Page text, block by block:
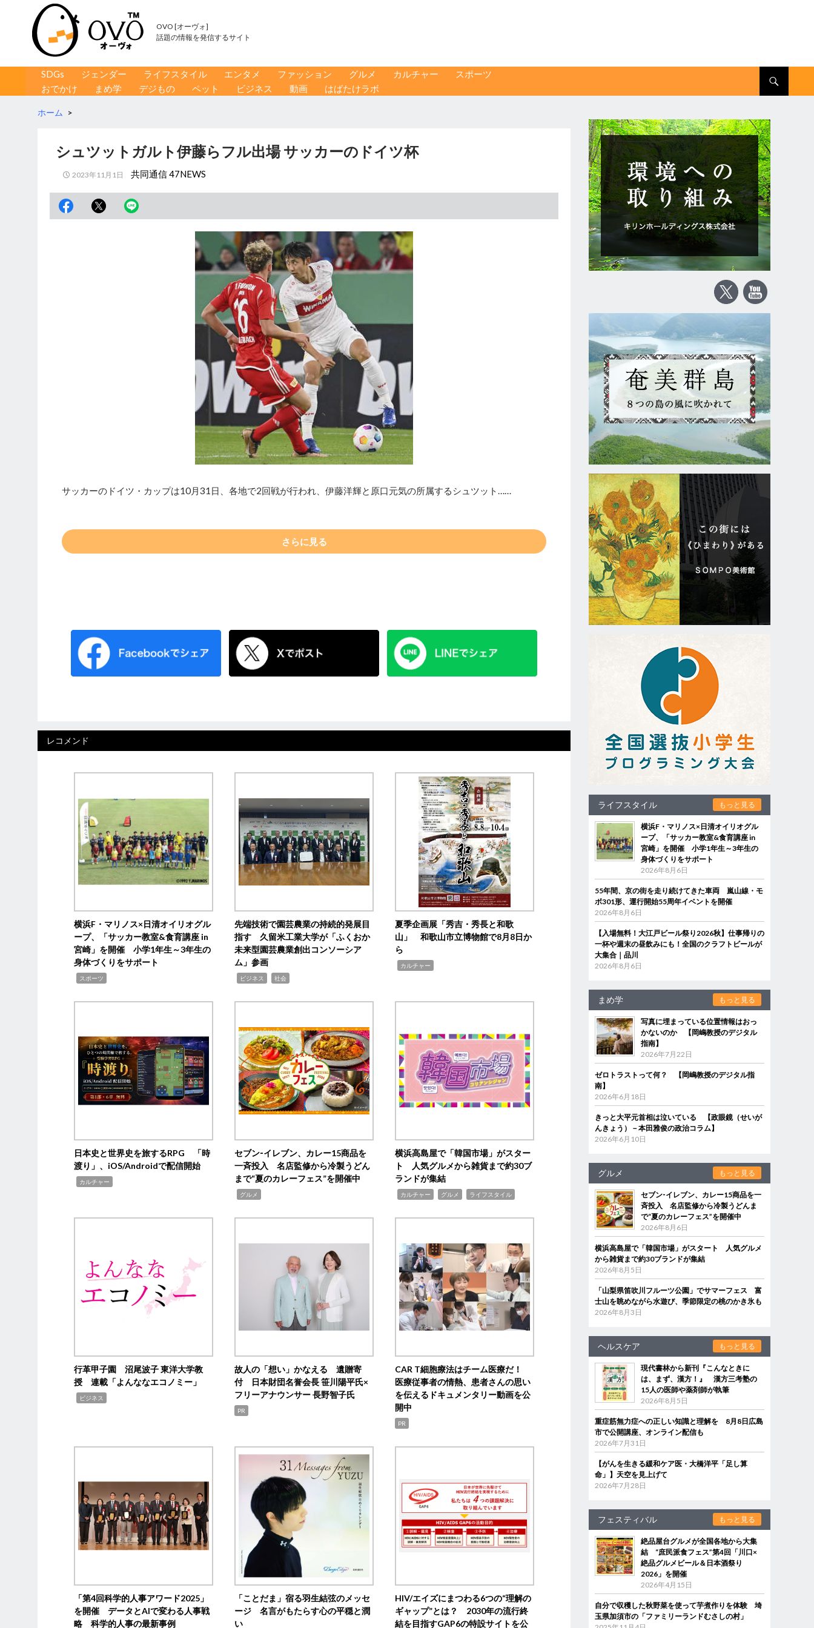
OVO [オーヴォ]
話題の情報を発信するサイト
コンテンツへ移動
SDGs ジェンダー ライフスタイル エンタメ ファッション グルメ カルチャー
スポーツ
おでかけ
まめ学 デジもの ペット ビジネス 動画 はばたけラボ
ホーム >
シュツットガルト伊藤らフル出場 サッカーのドイツ杯
2023年11月1日 共同通信 47NEWS
サッカーのドイツ・カップは10月31日、各地で2回戦が行われ、伊藤洋輝と原口元気の所属するシュツット……
さらに見る
レコメンド
横浜F・マリノス×日清オイリオグル
ープ、「サッカー教室&食育講座 in
宮崎」を開催 小学1年生～3年生の
身体づくりをサポート
スポーツ
先端技術で園芸農業の持続的発展目
指す 久留米工業大学が「ふくおか
未来型園芸農業創出コンソーシア
ム」参画
ビジネス 社会
夏季企画展「秀吉・秀長と和歌
山」 和歌山市立博物館で8月8日か
ら
カルチャー
日本史と世界史を旅するRPG 「時
渡り」、iOS/Androidで配信開始
カルチャー
セブン‐イレブン、カレー15商品を
一斉投入 名店監修から冷製うどん
まで“夏のカレーフェス”を開催中
グルメ
横浜高島屋で「韓国市場」がスター
ト 人気グルメから雑貨まで約30ブ
ランドが集結
カルチャー グルメ ライフスタイル
行革甲子園 沼尾波子 東洋大学教
授 連載「よんななエコノミー」
ビジネス
故人の「想い」かなえる 遺贈寄
付 日本財団名誉会長 笹川陽平氏×
フリーアナウンサー 長野智子氏
PR
CAR T細胞療法はチーム医療だ！
医療従事者の情熱、患者さんの思い
を伝えるドキュメンタリー動画を公
開中
PR
「第4回科学的人事アワード2025」
を開催 データとAIで変わる人事戦
略 科学的人事の最新事例
「ことだま」宿る羽生結弦のメッセ
ージ 名言がもたらす心の平穏と潤
い
HIV/エイズにまつわる6つの“理解の
ギャップ”とは？ 2030年の流行終
結を目指すGAP6の特設サイトを公
ライフスタイル もっと見る
横浜F・マリノス×日清オイリオグル
ープ、「サッカー教室&食育講座 in
宮崎」を開催 小学1年生～3年生の
身体づくりをサポート
2026年8月6日
55年間、京の街を走り続けてきた車両 嵐山線・モ
ボ301形、運行開始55周年イベントを開催
2026年8月6日
【入場無料！大江戸ビール祭り2026秋】仕事帰りの
一杯や週末の昼飲みにも！全国のクラフトビールが
大集合｜品川
2026年8月6日
まめ学 もっと見る
写真に埋まっている位置情報はおっ
かないのか 【岡嶋教授のデジタル
指南】
2026年7月22日
ゼロトラストって何？ 【岡嶋教授のデジタル指
南】
2026年6月18日
きっと大平元首相は泣いている 【政眼鏡（せいが
んきょう）－本田雅俊の政治コラム】
2026年6月10日
グルメ もっと見る
セブン‐イレブン、カレー15商品を一
斉投入 名店監修から冷製うどんま
で“夏のカレーフェス”を開催中
2026年8月6日
横浜高島屋で「韓国市場」がスタート 人気グルメ
から雑貨まで約30ブランドが集結
2026年8月5日
「山梨県笛吹川フルーツ公園」でサマーフェス 富
士山を眺めながら水遊び、季節限定の桃のかき氷も
2026年8月3日
ヘルスケア もっと見る
現代書林から新刊『こんなときに
は、まず、漢方！』 漢方三考塾の
15人の医師や薬剤師が執筆
2026年8月5日
重症筋無力症への正しい知識と理解を 8月8日広島
市で公開講座、オンライン配信も
2026年7月31日
【がんを生きる緩和ケア医・大橋洋平「足し算
命」】天空を見上げて
2026年7月28日
フェスティバル もっと見る
絶品屋台グルメが全国各地から大集
結 “庶民派食フェス”第4回「川口×
絶品グルメビール＆日本酒祭り
2026」を開催
2026年4月15日
自分で収穫した秋野菜を使って芋煮作りを体験 埼
玉県加須市の「ファミリーランドむさしの村」